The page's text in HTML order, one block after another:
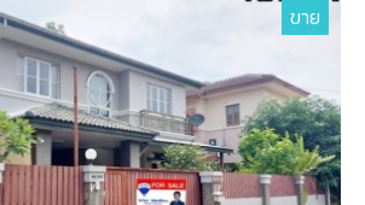
ขาย